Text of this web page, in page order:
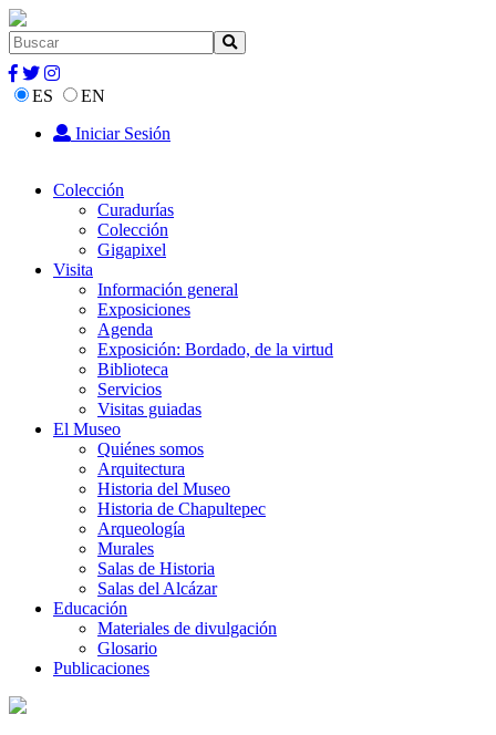
ES
EN
Iniciar Sesión
Colección
Curadurías
Colección
Gigapixel
Visita
Información general
Exposiciones
Agenda
Exposición: Bordado, de la virtud
Biblioteca
Servicios
Visitas guiadas
El Museo
Quiénes somos
Arquitectura
Historia del Museo
Historia de Chapultepec
Arqueología
Murales
Salas de Historia
Salas del Alcázar
Educación
Materiales de divulgación
Glosario
Publicaciones